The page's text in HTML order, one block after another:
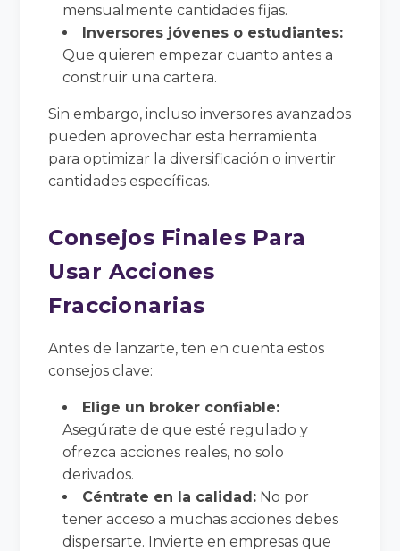
mensualmente cantidades fijas.
Inversores jóvenes o estudiantes:
Que quieren empezar cuanto antes a
construir una cartera.
Sin embargo, incluso inversores avanzados
pueden aprovechar esta herramienta
para optimizar la diversificación o invertir
cantidades específicas.
Consejos Finales Para
Usar Acciones
Fraccionarias
Antes de lanzarte, ten en cuenta estos
consejos clave:
Elige un broker confiable:
Asegúrate de que esté regulado y
ofrezca acciones reales, no solo
derivados.
Céntrate en la calidad: No por
tener acceso a muchas acciones debes
dispersarte. Invierte en empresas que